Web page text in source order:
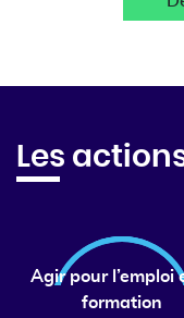
Les
Agir pour l’emploi
formation